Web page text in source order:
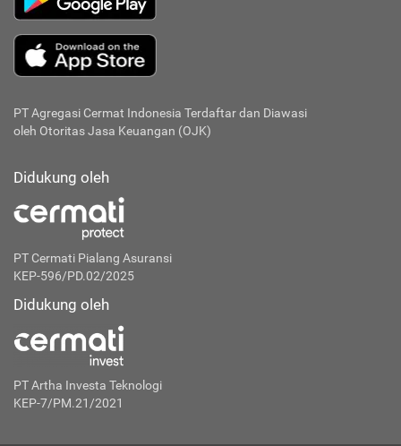
PT Agregasi Cermat Indonesia Terdaftar dan Diawasi
oleh Otoritas Jasa Keuangan (OJK)
Didukung oleh
PT Cermati Pialang Asuransi
KEP-596/PD.02/2025
Didukung oleh
PT Artha Investa Teknologi
KEP-7/PM.21/2021